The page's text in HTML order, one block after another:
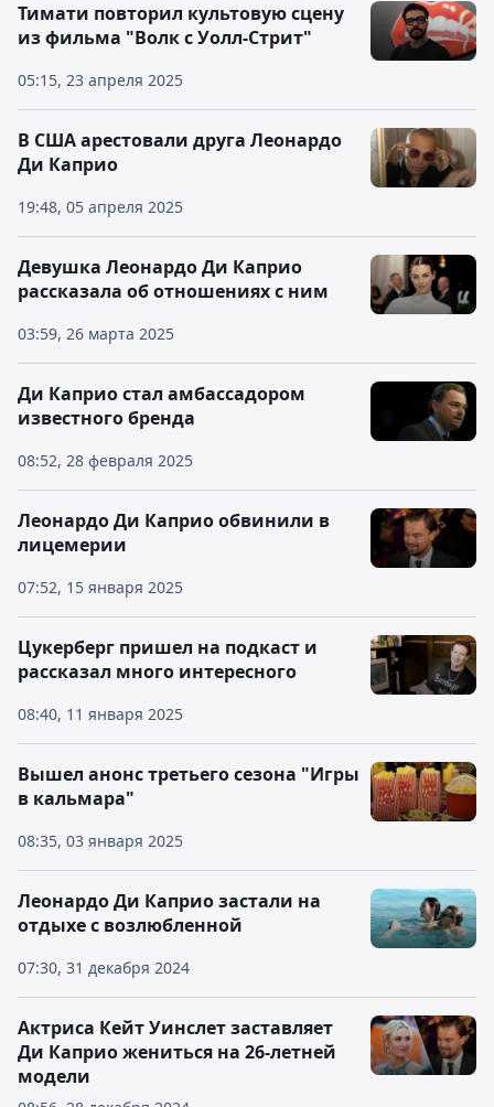
05:15, 23 апреля 2025
Тимати повторил культовую сцену
из фильма "Волк с Уолл-Стрит"
19:48, 05 апреля 2025
В США арестовали друга Леонардо
Ди Каприо
03:59, 26 марта 2025
Девушка Леонардо Ди Каприо
рассказала об отношениях с ним
08:52, 28 февраля 2025
Ди Каприо стал амбассадором
известного бренда
07:52, 15 января 2025
Леонардо Ди Каприо обвинили в
лицемерии
08:40, 11 января 2025
Цукерберг пришел на подкаст и
рассказал много интересного
08:35, 03 января 2025
Вышел анонс третьего сезона "Игры
в кальмара"
07:30, 31 декабря 2024
Леонардо Ди Каприо застали на
отдыхе с возлюбленной
Актриса Кейт Уинслет заставляет
Ди Каприо жениться на 26-летней
модели